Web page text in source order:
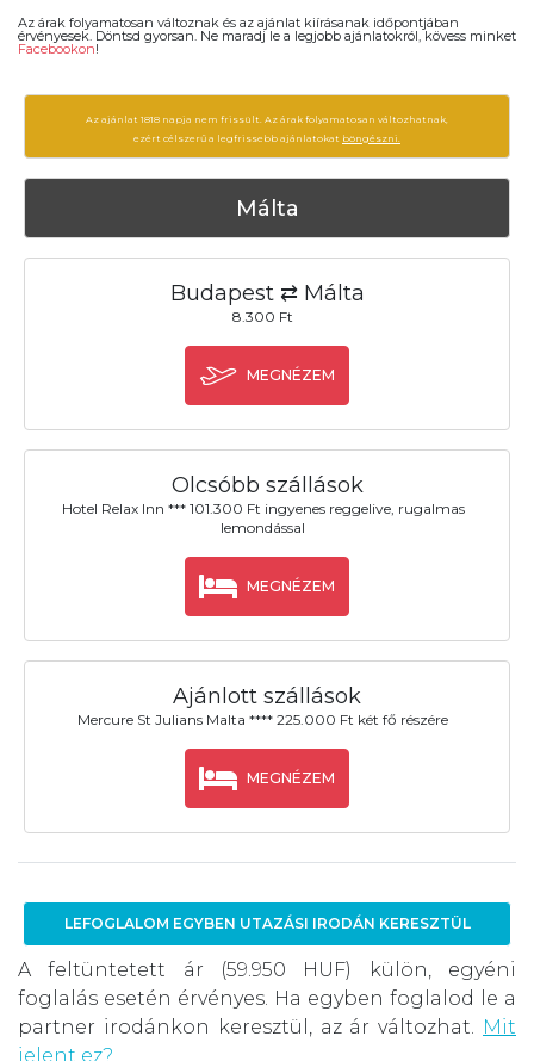
Az árak folyamatosan változnak és az ajánlat kiírásanak időpontjában
érvényesek. Döntsd gyorsan. Ne maradj le a legjobb ajánlatokról, kövess minket
Facebookon!
Az ajánlat 1818 napja nem frissült. Az árak folyamatosan változhatnak,
ezért célszerű a legfrissebb ajánlatokat böngészni.
Málta
Budapest ⇄ Málta
8.300 Ft
MEGNÉZEM
Olcsóbb szállások
Hotel Relax Inn *** 101.300 Ft ingyenes reggelive, rugalmas
lemondással
MEGNÉZEM
Ajánlott szállások
Mercure St Julians Malta **** 225.000 Ft két fő részére
MEGNÉZEM
LEFOGLALOM EGYBEN UTAZÁSI IRODÁN KERESZTÜL
A feltüntetett ár (59.950 HUF) külön, egyéni
foglalás esetén érvényes. Ha egyben foglalod le a
partner irodánkon keresztül, az ár változhat. Mit
jelent ez?